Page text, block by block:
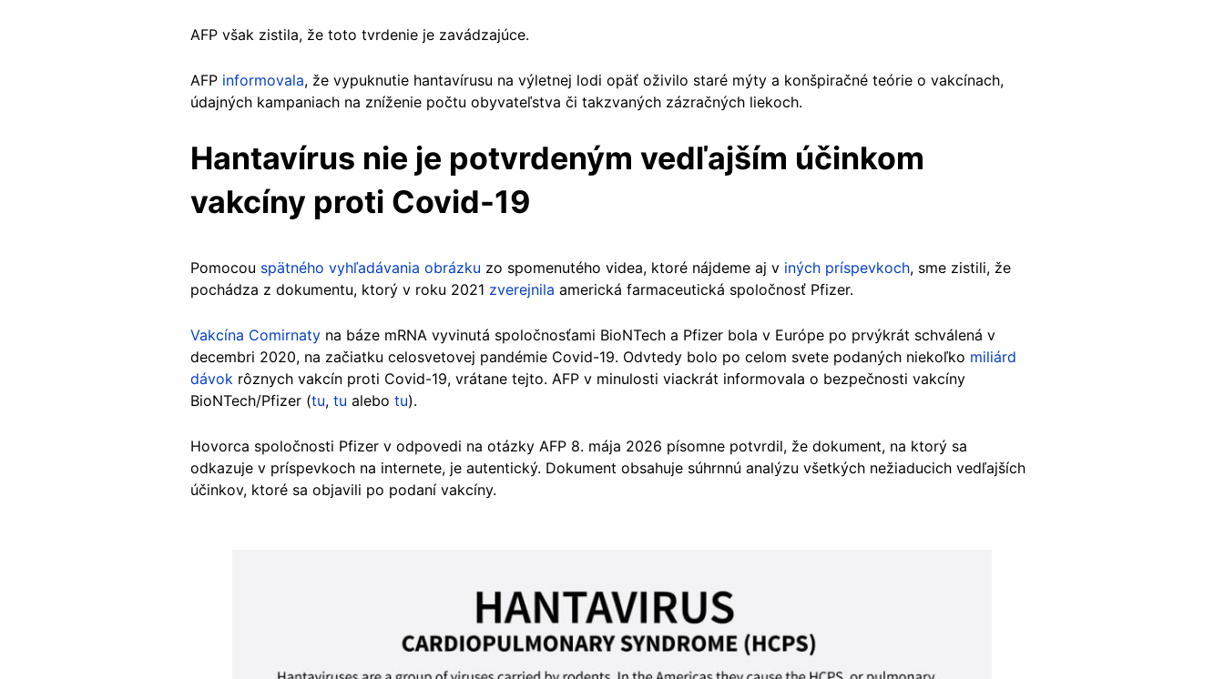
AFP však zistila, že toto tvrdenie je zavádzajúce.
AFP informovala, že vypuknutie hantavírusu na výletnej lodi opäť oživilo staré mýty a konšpiračné teórie o vakcínach,
údajných kampaniach na zníženie počtu obyvateľstva či takzvaných zázračných liekoch.
Hantavírus nie je potvrdeným vedľajším účinkom
vakcíny proti Covid-19
Pomocou spätného vyhľadávania obrázku zo spomenutého videa, ktoré nájdeme aj v iných príspevkoch, sme zistili, že
pochádza z dokumentu, ktorý v roku 2021 zverejnila americká farmaceutická spoločnosť Pfizer.
Vakcína Comirnaty na báze mRNA vyvinutá spoločnosťami BioNTech a Pfizer bola v Európe po prvýkrát schválená v
decembri 2020, na začiatku celosvetovej pandémie Covid-19. Odvtedy bolo po celom svete podaných niekoľko miliárd
dávok rôznych vakcín proti Covid-19, vrátane tejto. AFP v minulosti viackrát informovala o bezpečnosti vakcíny
BioNTech/Pfizer (tu, tu alebo tu).
Hovorca spoločnosti Pfizer v odpovedi na otázky AFP 8. mája 2026 písomne potvrdil, že dokument, na ktorý sa
odkazuje v príspevkoch na internete, je autentický. Dokument obsahuje súhrnnú analýzu všetkých nežiaducich vedľajších
účinkov, ktoré sa objavili po podaní vakcíny.